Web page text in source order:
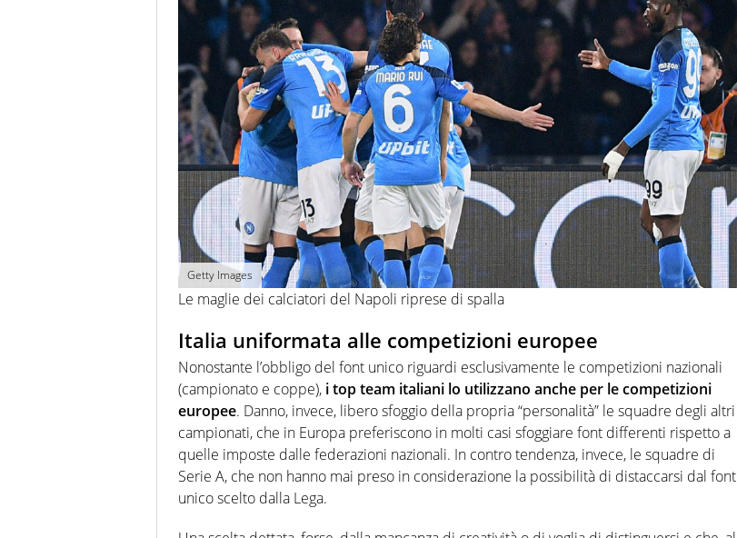
Getty Images
Le maglie dei calciatori del Napoli riprese di spalla
Italia uniformata alle competizioni europee
Nonostante l’obbligo del font unico riguardi esclusivamente le competizioni nazionali
(campionato e coppe), i top team italiani lo utilizzano anche per le competizioni
europee. Danno, invece, libero sfoggio della propria “personalità” le squadre degli altri
campionati, che in Europa preferiscono in molti casi sfoggiare font differenti rispetto a
quelle imposte dalle federazioni nazionali. In contro tendenza, invece, le squadre di
Serie A, che non hanno mai preso in considerazione la possibilità di distaccarsi dal font
unico scelto dalla Lega.